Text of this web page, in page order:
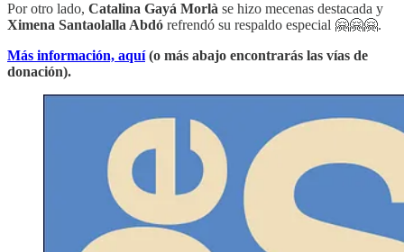
Por otro lado, Catalina Gayá Morlà se hizo mecenas destacada y
Ximena Santaolalla Abdó refrendó su respaldo especial 🤗🤗🤗.
Más información, aquí(o más abajo encontrarás las vías de
donación).